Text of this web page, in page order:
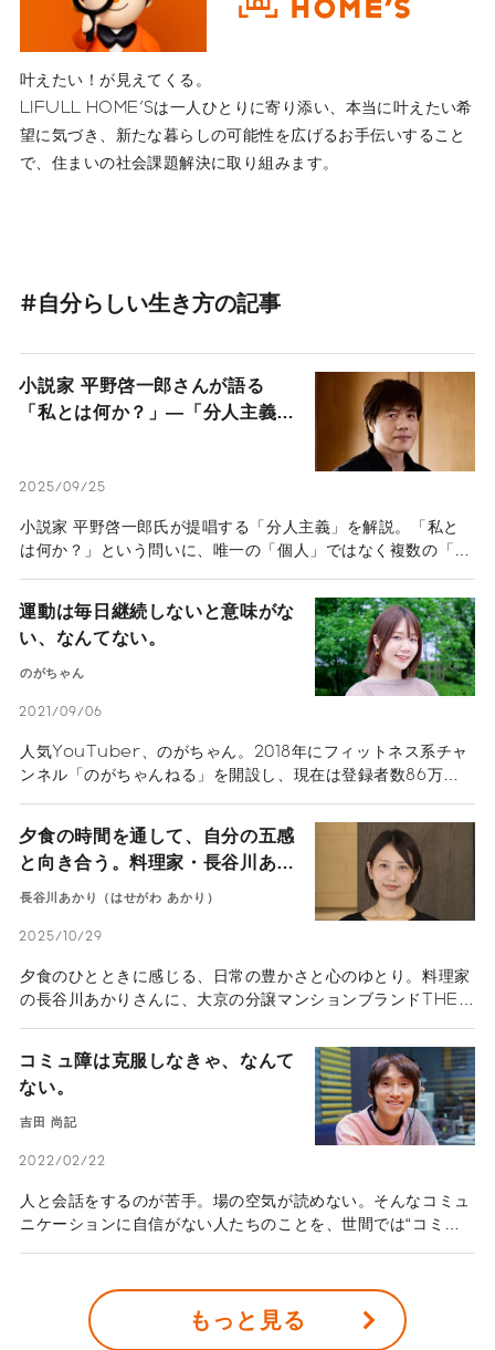
叶えたい！が見えてくる。
LIFULL HOME'Sは一人ひとりに寄り添い、本当に叶えたい希
望に気づき、新たな暮らしの可能性を広げるお手伝いすること
で、住まいの社会課題解決に取り組みます。
#自分らしい生き方の記事
小説家 平野啓一郎さんが語る
「私とは何か？」―「分人主義」
2025/09/25
小説家 平野啓一郎氏が提唱する「分人主義」を解説。「私と
は何か？」という問いに、唯一の「個人」ではなく複数の「分
の悩みを解決に導く、現代人のための新しい思想を紹介しま
す。
運動は毎日継続しないと意味がな
い、なんてない。
のがちゃん
2021/09/06
人気YouTuber、のがちゃん。2018年にフィットネス系チャ
ンネル「のがちゃんねる」を開設し、現在は登録者数86万人
ィットネスやスポーツに縁があったわけではない。そんな彼女
の原点は、中学や高校時代のダイエット。食べないダイエット
などに挑戦しては、リバウンドの繰り返し。当時の経験と現在
のYouTube活動から見えてきたのは、「継続の大切さ」だ。
多くの人が直面する体作りや健康について、のがちゃんの考え
を伺った。
夕食の時間を通して、自分の五感
と向き合う。料理家・長谷川あか
りさんインタビュー
長谷川あかり（はせがわ あかり）
2025/10/29
夕食のひとときに感じる、日常の豊かさと心のゆとり。料理家
の長谷川あかりさんに、大京の分譲マンションブランドTHE
コミュ障は克服しなきゃ、なんて
ない。
吉田 尚記
2022/02/22
人と会話をするのが苦手。場の空気が読めない。そんなコミュ
ニケーションに自信がない人たちのことを、世間では“コミュ
ったり……アナウンサーの吉田尚記さんは、“コミュ障”とは一
見無縁の人物に見える。しかし、長年コミュニケーションがう
まく取れないことに悩んできたという。「僕は、さまざま
もっと見る